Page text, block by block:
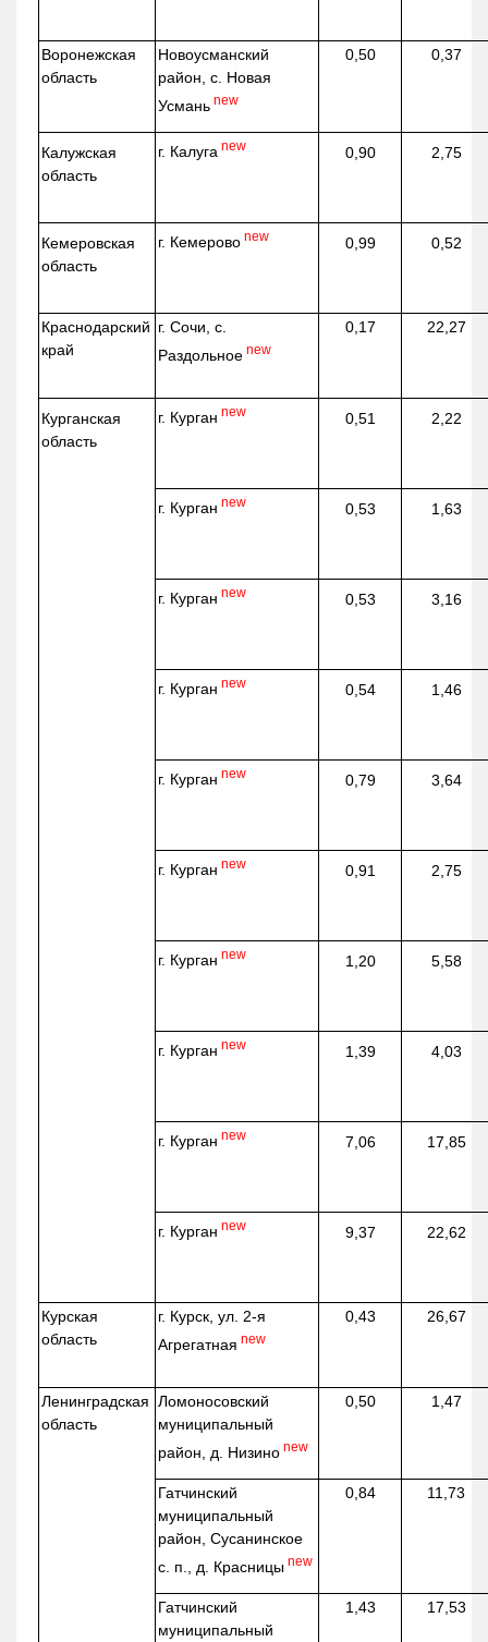
Воронежская
область
Новоусманский
район, с. Новая
Усмань new
0,50 0,37
Калужская
область
г. Калуга new 0,90 2,75
Кемеровская
область
г. Кемерово new 0,99 0,52
Краснодарский
край
г. Сочи, с.
Раздольное new
0,17 22,27
Курганская
область
г. Курган new 0,51 2,22
г. Курган new 0,53 1,63
г. Курган new 0,53 3,16
г. Курган new 0,54 1,46
г. Курган new 0,79 3,64
г. Курган new 0,91 2,75
г. Курган new 1,20 5,58
г. Курган new 1,39 4,03
г. Курган new 7,06 17,85
г. Курган new 9,37 22,62
Курская
область
г. Курск, ул. 2-я
Агрегатная new
0,43 26,67
Ленинградская
область
Ломоносовский
муниципальный
район, д. Низино new
0,50 1,47
Гатчинский
муниципальный
район, Сусанинское
с. п., д. Красницы new
0,84 11,73
Гатчинский
муниципальный
1,43 17,53